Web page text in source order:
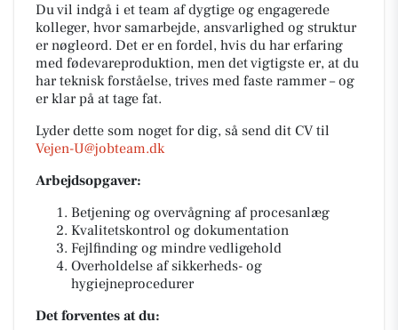
Du vil indgå i et team af dygtige og engagerede
kolleger, hvor samarbejde, ansvarlighed og struktur
er nøgleord. Det er en fordel, hvis du har erfaring
med fødevareproduktion, men det vigtigste er, at du
har teknisk forståelse, trives med faste rammer – og
er klar på at tage fat.
Lyder dette som noget for dig, så send dit CV til
Vejen-U@jobteam.dk
Arbejdsopgaver:
Betjening og overvågning af procesanlæg
Kvalitetskontrol og dokumentation
Fejlfinding og mindre vedligehold
Overholdelse af sikkerheds- og
hygiejneprocedurer
Det forventes at du: